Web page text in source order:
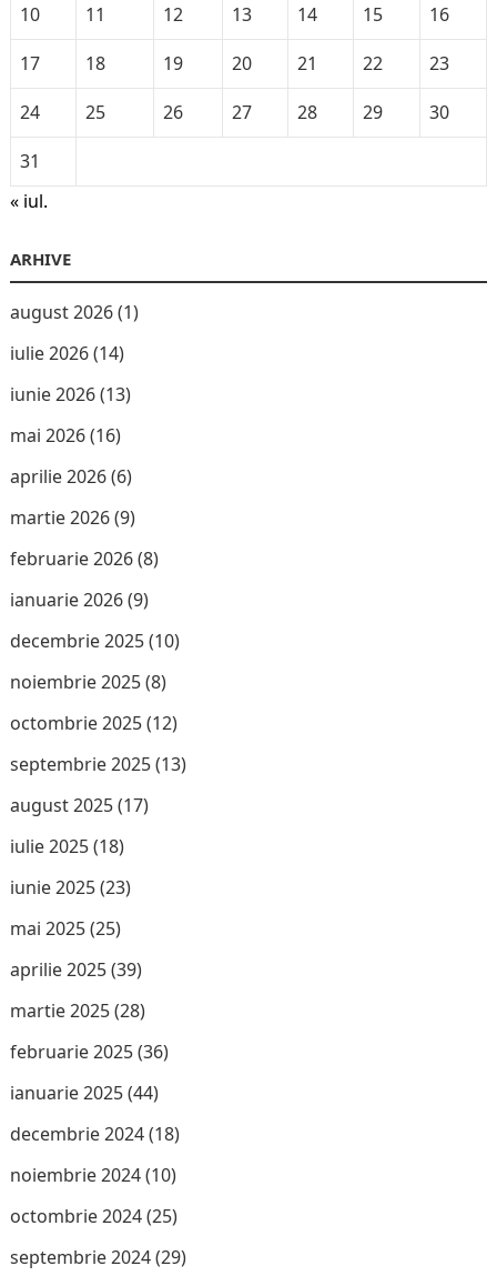
10
11 12 13 14 15
16
17
18 19 20 21 22
23
24
25 26 27 28 29
30
31
« iul.
ARHIVE
august 2026(1)
iulie 2026(14)
iunie 2026(13)
mai 2026(16)
aprilie 2026(6)
martie 2026(9)
februarie 2026(8)
ianuarie 2026(9)
decembrie 2025(10)
noiembrie 2025(8)
octombrie 2025(12)
septembrie 2025(13)
august 2025(17)
iulie 2025(18)
iunie 2025(23)
mai 2025(25)
aprilie 2025(39)
martie 2025(28)
februarie 2025(36)
ianuarie 2025(44)
decembrie 2024(18)
noiembrie 2024(10)
octombrie 2024(25)
septembrie 2024(29)